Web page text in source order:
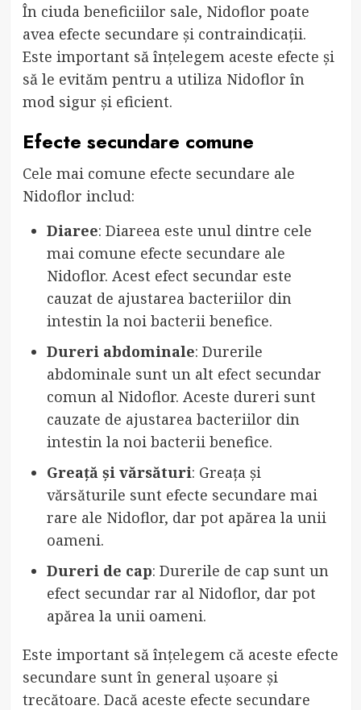
În ciuda beneficiilor sale, Nidoflor poate
avea efecte secundare și contraindicații.
Este important să înțelegem aceste efecte și
să le evităm pentru a utiliza Nidoflor în
mod sigur și eficient.
Efecte secundare comune
Cele mai comune efecte secundare ale
Nidoflor includ:
Diaree: Diareea este unul dintre cele
mai comune efecte secundare ale
Nidoflor. Acest efect secundar este
cauzat de ajustarea bacteriilor din
intestin la noi bacterii benefice.
Dureri abdominale: Durerile
abdominale sunt un alt efect secundar
comun al Nidoflor. Aceste dureri sunt
cauzate de ajustarea bacteriilor din
intestin la noi bacterii benefice.
Greață și vărsături: Greața și
vărsăturile sunt efecte secundare mai
rare ale Nidoflor, dar pot apărea la unii
oameni.
Dureri de cap: Durerile de cap sunt un
efect secundar rar al Nidoflor, dar pot
apărea la unii oameni.
Este important să înțelegem că aceste efecte
secundare sunt în general ușoare și
trecătoare. Dacă aceste efecte secundare